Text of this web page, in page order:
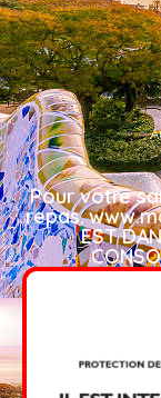
Pour votre
repas.
EST